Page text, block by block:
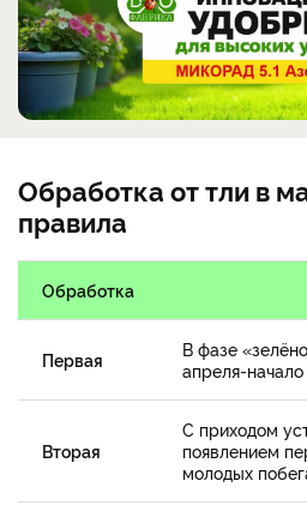
Обработка от тли в
правила
Обработка
Первая
В фазе
апреля-начало
Вторая
С приходом
появлением
молодых